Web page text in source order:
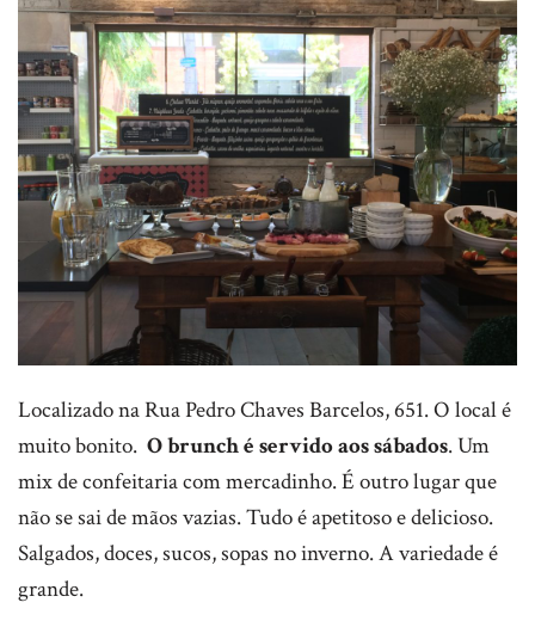
Localizado na Rua Pedro Chaves Barcelos, 651. O local é
muito bonito. O brunch é servido aos sábados. Um
mix de confeitaria com mercadinho. É outro lugar que
não se sai de mãos vazias. Tudo é apetitoso e delicioso.
Salgados, doces, sucos, sopas no inverno. A variedade é
grande.